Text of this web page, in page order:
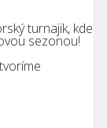
turnajik, kde
sezonou!